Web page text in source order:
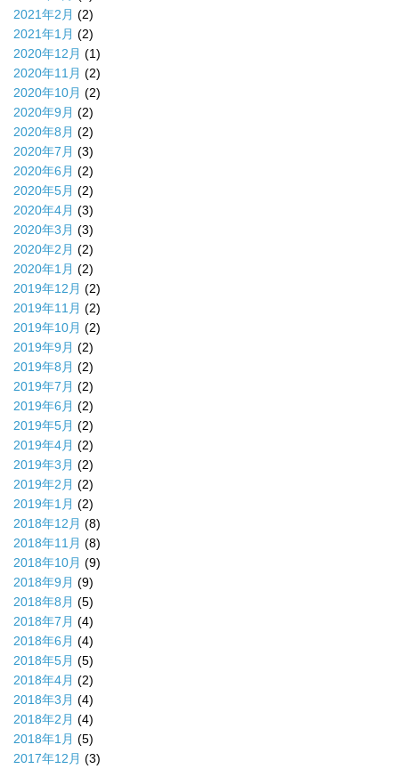
2021年2月 (2)
2021年1月 (2)
2020年12月 (1)
2020年11月 (2)
2020年10月 (2)
2020年9月 (2)
2020年8月 (2)
2020年7月 (3)
2020年6月 (2)
2020年5月 (2)
2020年4月 (3)
2020年3月 (3)
2020年2月 (2)
2020年1月 (2)
2019年12月 (2)
2019年11月 (2)
2019年10月 (2)
2019年9月 (2)
2019年8月 (2)
2019年7月 (2)
2019年6月 (2)
2019年5月 (2)
2019年4月 (2)
2019年3月 (2)
2019年2月 (2)
2019年1月 (2)
2018年12月 (8)
2018年11月 (8)
2018年10月 (9)
2018年9月 (9)
2018年8月 (5)
2018年7月 (4)
2018年6月 (4)
2018年5月 (5)
2018年4月 (2)
2018年3月 (4)
2018年2月 (4)
2018年1月 (5)
2017年12月 (3)